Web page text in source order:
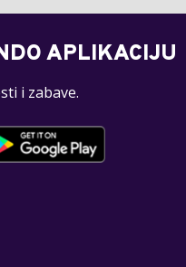
APLIKACIJU
i zabave.